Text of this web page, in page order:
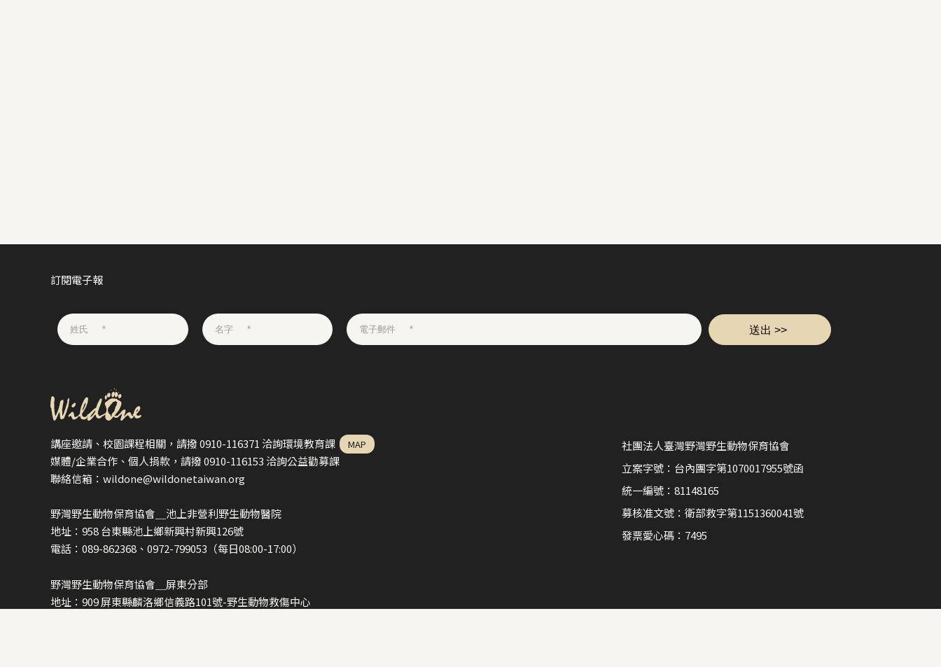
訂閱電子報
講座邀請、校園課程相關，請撥 0910-116371 洽詢環境教育課
媒體/企業合作、個人捐款，請撥 0910-116153 洽詢公益勸募課
聯絡信箱：wildone@wildonetaiwan.org
野灣野生動物保育協會＿池上非營利野生動物醫院
地址：958 台東縣池上鄉新興村新興126號
電話：089-862368、0972-799053（每日08:00-17:00）
野灣野生動物保育協會＿屏東分部
地址：909 屏東縣麟洛鄉信義路101號-野生動物救傷中心
MAP
社團法人臺灣野灣野生動物保育協會
立案字號：台內團字第1070017955號函
統一編號：81148165
募核准文號：衛部救字第1151360041號
發票愛心碼：7495